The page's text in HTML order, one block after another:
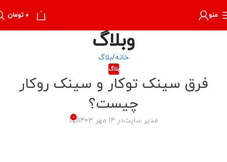
منو 0 ۰ تومان
وبلاگ
خانه بلاگ
بلاگ
فرق سینک توکار و سینک روکار
چیست؟
مدیر سایتدر 14 مهر 1403 0